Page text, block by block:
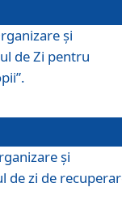
și
de Zi pentru
şi
de zi de